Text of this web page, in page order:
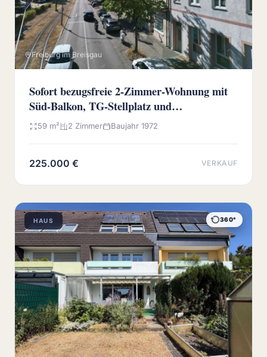
Freiburg im Breisgau
Sofort bezugsfreie 2-Zimmer-Wohnung mit
Süd-Balkon, TG-Stellplatz und
Wochenmarkt vor der Haustür
59 m² 2 Zimmer Baujahr 1972
225.000 € VERKAUF
HAUS 360°